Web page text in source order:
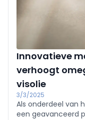
Innovatieve
verhoogt
visolie
3/3/2025
Als onderdeel van
een geavanceerd